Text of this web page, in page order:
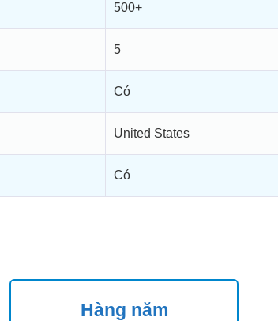
500+
5
Có
United States
Có
Hàng năm